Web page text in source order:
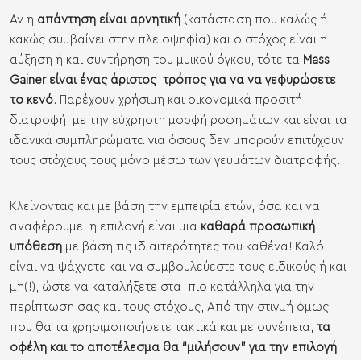
Αν η απάντηση είναι αρνητική (κατάσταση που καλώς ή
κακώς συμβαίνει στην πλειοψηφία) και ο στόχος είναι η
αύξηση ή και συντήρηση του μυικού όγκου, τότε τα Mass
Gainer είναι ένας άριστος τρόπος για να να γεφυρώσετε
το κενό. Παρέχουν χρήσιμη και οικονομικά προσιτή
διατροφή, με την εύχρηστη μορφή ροφημάτων και είναι τα
ιδανικά συμπληρώματα για όσους δεν μπορούν επιτύχουν
τους στόχους τους μόνο μέσω των γευμάτων διατροφής.
Κλείνοντας και με βάση την εμπειρία ετών, όσα και να
αναφέρουμε, η επιλογή είναι μια καθαρά προσωπική
υπόθεση με βάση τις ιδιαιτερότητες του καθένα! Καλό
είναι να ψάχνετε και να συμβουλεύεστε τους ειδικούς ή και
μη(!), ώστε να καταλήξετε στα πιο κατάλληλα για την
περίπτωση σας και τους στόχους, Από την στιγμή όμως
που θα τα χρησιμοποιήσετε τακτικά και με συνέπεια, τα
οφέλη και το αποτέλεσμα θα “μιλήσουν” για την επιλογή